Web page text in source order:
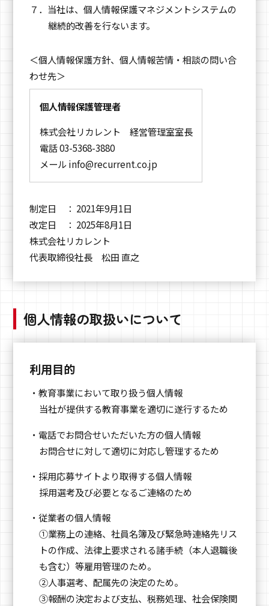
７．当社は、個人情報保護マネジメントシステムの
継続的改善を行ないます。
＜個人情報保護方針、個人情報苦情・相談の問い合
わせ先＞
個人情報保護管理者
株式会社リカレント 経営管理室室長
電話 03-5368-3880
メールinfo@recurrent.co.jp
制定日 ： 2021年9月1日
改定日 ： 2025年8月1日
株式会社リカレント
代表取締役社長 松田 直之
個人情報の取扱いについて
利用目的
・教育事業において取り扱う個人情報
当社が提供する教育事業を適切に遂行するため
・電話でお問合せいただいた方の個人情報
お問合せに対して適切に対応し管理するため
・採用応募サイトより取得する個人情報
採用選考及び必要となるご連絡のため
・従業者の個人情報
①業務上の連絡、社員名簿及び緊急時連絡先リス
トの作成、法律上要求される諸手続（本人退職後
も含む）等雇用管理のため。
②人事選考、配属先の決定のため。
③報酬の決定および支払、税務処理、社会保険関